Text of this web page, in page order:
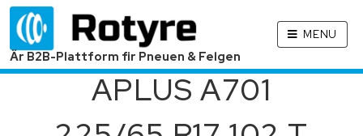
Är B2B-Plattform fir Pneuen & Felgen
MENU
APLUS A701